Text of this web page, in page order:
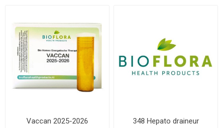
Vaccan 2025-2026 348 Hepato draineur